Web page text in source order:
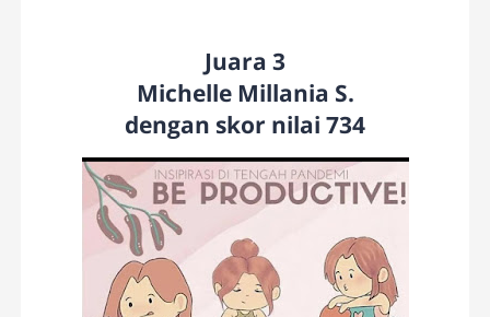
Juara 3
Michelle Millania S.
dengan skor nilai 734